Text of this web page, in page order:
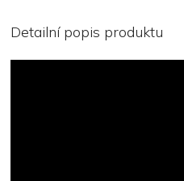
Detailní popis produktu